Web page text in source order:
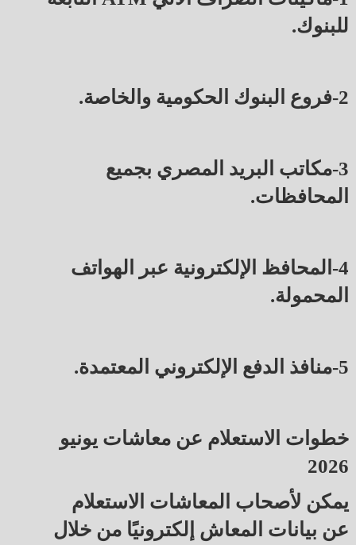
للبنوك.
2-فروع البنوك الحكومية والخاصة.
3-مكاتب البريد المصري بجميع
المحافظات.
4-المحافظ الإلكترونية عبر الهواتف
المحمولة.
5-منافذ الدفع الإلكتروني المعتمدة.
خطوات الاستعلام عن معاشات يونيو
2026
يمكن لأصحاب المعاشات الاستعلام
عن بيانات المعاش إلكترونيًا من خلال